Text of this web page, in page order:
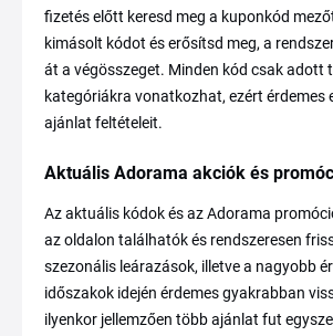
fizetés előtt keresd meg a kuponkód
kimásolt kódot és erősítsd meg, a
át a végösszeget. Minden kód csak adott
kategóriákra vonatkozhat, ezért érdemes
ajánlat feltételeit.
Aktuális Adorama akciók és
Az aktuális kódok és az Adorama
az oldalon találhatók és rendszeresen
szezonális leárazások, illetve a nagyobb
időszakok idején érdemes gyakrabban
ilyenkor jellemzően több ajánlat fut